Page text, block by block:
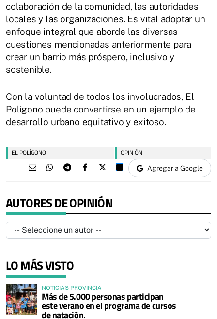
colaboración de la comunidad, las autoridades
locales y las organizaciones. Es vital adoptar un
enfoque integral que aborde las diversas
cuestiones mencionadas anteriormente para
crear un barrio más próspero, inclusivo y
sostenible.
Con la voluntad de todos los involucrados, El
Polígono puede convertirse en un ejemplo de
desarrollo urbano equitativo y exitoso.
EL POLÍGONO OPINIÓN
Agregar a Google
AUTORES DE OPINIÓN
LO MÁS VISTO
NOTICIAS PROVINCIA
Más de 5.000 personas participan
este verano en el programa de cursos
de natación.